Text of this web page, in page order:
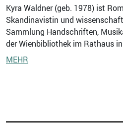
Kyra Waldner (geb. 1978) ist
Skandinavistin und
Sammlung Handschriften,
der Wienbibliothek im Rathaus
MEHR